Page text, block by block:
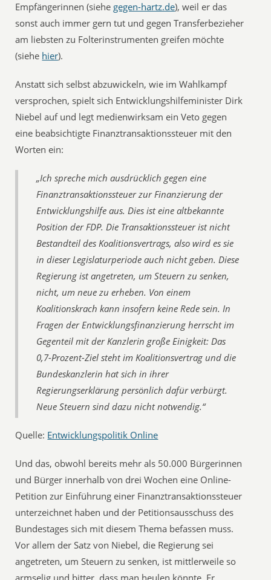
Empfängerinnen (siehe gegen-hartz.de), weil er das
sonst auch immer gern tut und gegen Transferbezieher
am liebsten zu Folterinstrumenten greifen möchte
(siehe hier).
Anstatt sich selbst abzuwickeln, wie im Wahlkampf
versprochen, spielt sich Entwicklungshilfeminister Dirk
Niebel auf und legt medienwirksam ein Veto gegen
eine beabsichtigte Finanztransaktionssteuer mit den
Worten ein:
„Ich spreche mich ausdrücklich gegen eine
Finanztransaktionssteuer zur Finanzierung der
Entwicklungshilfe aus. Dies ist eine altbekannte
Position der FDP. Die Transaktionssteuer ist nicht
Bestandteil des Koalitionsvertrags, also wird es sie
in dieser Legislaturperiode auch nicht geben. Diese
Regierung ist angetreten, um Steuern zu senken,
nicht, um neue zu erheben. Von einem
Koalitionskrach kann insofern keine Rede sein. In
Fragen der Entwicklungsfinanzierung herrscht im
Gegenteil mit der Kanzlerin große Einigkeit: Das
0,7-Prozent-Ziel steht im Koalitionsvertrag und die
Bundeskanzlerin hat sich in ihrer
Regierungserklärung persönlich dafür verbürgt.
Neue Steuern sind dazu nicht notwendig.“
Quelle: Entwicklungspolitik Online
Und das, obwohl bereits mehr als 50.000 Bürgerinnen
und Bürger innerhalb von drei Wochen eine Online-
Petition zur Einführung einer Finanztransaktionssteuer
unterzeichnet haben und der Petitionsausschuss des
Bundestages sich mit diesem Thema befassen muss.
Vor allem der Satz von Niebel, die Regierung sei
angetreten, um Steuern zu senken, ist mittlerweile so